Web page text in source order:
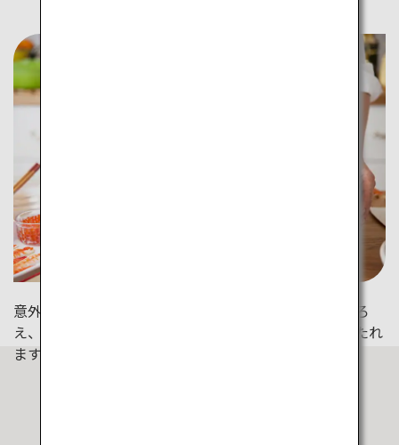
意外と簡単に作れる「チラシ寿司」。日本で道具をそろ
え、自宅で作ってみましょう！日本旅行の思い出にひたれ
ます。